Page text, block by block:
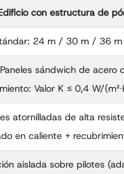
con estructura de
24 m / 30 m / 36 m
Paneles sándwich de
Valor K ≤ 0,4 W/
atornilladas de alta
en caliente +
aislada sobre pilotes